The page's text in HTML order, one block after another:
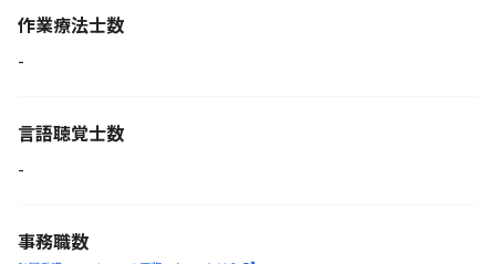
作業療法士数
-
言語聴覚士数
-
事務職数